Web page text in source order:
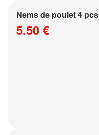
Nems de poulet 4 pcs
5.50 €